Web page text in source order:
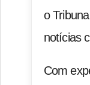
o
notícias
Com